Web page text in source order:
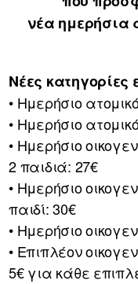
νέα ημερήσια
Νέες κατηγορίες
• Ημερήσιο
• Ημερήσιο
• Ημερήσιο
2 παιδιά: 27€
• Ημερήσιο
παιδί: 30€
• Ημερήσιο
• Επιπλέον
5€ για κάθε